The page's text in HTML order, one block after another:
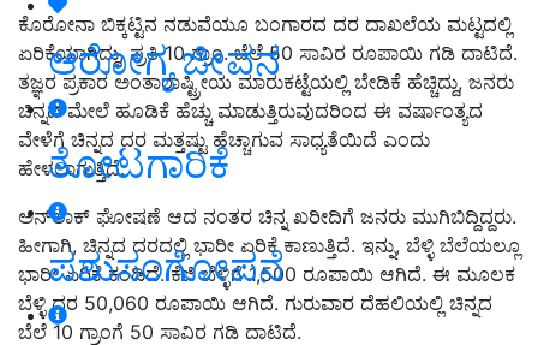
ಆರೋಗ್ಯ ಜೀವನ
ತೋಟಗಾರಿಕೆ
ಪಶುಸಂಗೋಪನೆ
ಕೊರೋನಾ ಬಿಕ್ಕಟ್ಟಿನ ನಡುವೆಯೂ ಬಂಗಾರದ ದರ ದಾಖಲೆಯ ಮಟ್ಟದಲ್ಲಿ
ಏರಿಕೆಯಾಗಿದ್ದು, ಪ್ರತಿ 10 ಗ್ರಾಂ. ಬೆಲೆ 50 ಸಾವಿರ ರೂಪಾಯಿ ಗಡಿ ದಾಟಿದೆ.
ತಜ್ಞರ ಪ್ರಕಾರ ಅಂತಾರಾಷ್ಟ್ರೀಯ ಮಾರುಕಟ್ಟೆಯಲ್ಲಿ ಬೇಡಿಕೆ ಹೆಚ್ಚಿದ್ದು, ಜನರು
ಚಿನ್ನದ ಮೇಲೆ ಹೂಡಿಕೆ ಹೆಚ್ಚು ಮಾಡುತ್ತಿರುವುದರಿಂದ ಈ ವರ್ಷಾಂತ್ಯದ
ವೇಳೆಗೆ ಚಿನ್ನದ ದರ ಮತ್ತಷ್ಟು ಹೆಚ್ಚಾಗುವ ಸಾಧ್ಯತೆಯಿದೆ ಎಂದು
ಹೇಳಲಾಗುತ್ತಿದೆ.
ಅನ್​ಲಾಕ್​ ಘೋಷಣೆ ಆದ ನಂತರ ಚಿನ್ನ ಖರೀದಿಗೆ ಜನರು ಮುಗಿಬಿದ್ದಿದ್ದರು.
ಹೀಗಾಗಿ, ಚಿನ್ನದ ದರದಲ್ಲಿ ಭಾರೀ ಏರಿಕೆ ಕಾಣುತ್ತಿದೆ. ಇನ್ನು, ಬೆಳ್ಳಿ ಬೆಲೆಯಲ್ಲೂ
ಭಾರೀ ಏರಿಕೆ ಕಂಡಿದೆ. ಕೆಜಿ ಬೆಳ್ಳಿಗೆ 1,500 ರೂಪಾಯಿ ಆಗಿದೆ. ಈ ಮೂಲಕ
ಬೆಳ್ಳಿ ದರ 50,060 ರೂಪಾಯಿ ಆಗಿದೆ. ಗುರುವಾರ ದೆಹಲಿಯಲ್ಲಿ ಚಿನ್ನದ
ಬೆಲೆ 10 ಗ್ರಾಂಗೆ 50 ಸಾವಿರ ಗಡಿ ದಾಟಿದೆ.